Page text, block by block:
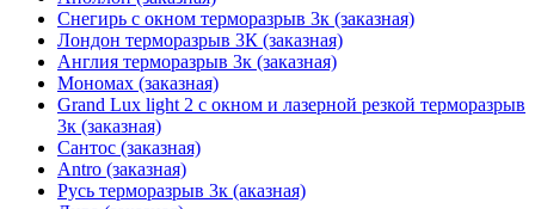
Снегирь с окном терморазрыв 3к (заказная)
Лондон терморазрыв 3К (заказная)
Англия терморазрыв 3к (заказная)
Мономах (заказная)
Grand Lux light 2 с окном и лазерной резкой терморазрыв
3к (заказная)
Сантос (заказная)
Antro (заказная)
Русь терморазрыв 3к (аказная)